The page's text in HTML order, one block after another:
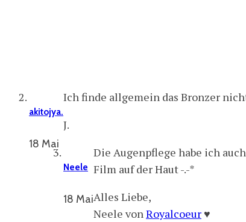
akitojya.
18 Mai
Ich finde allgemein das Bronzer
J.
Neele
18 Mai
Die Augenpflege habe ich
Film auf der Haut -.-*
Alles Liebe,
Neele vonRoyalcoeur ♥